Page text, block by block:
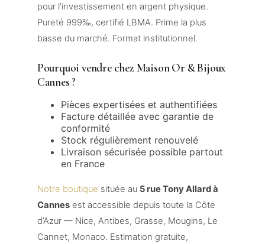
pour l’investissement en argent physique.
Pureté 999‰, certifié LBMA. Prime la plus
basse du marché. Format institutionnel.
Pourquoi vendre chez Maison Or & Bijoux
Cannes ?
Pièces expertisées et authentifiées
Facture détaillée avec garantie de
conformité
Stock régulièrement renouvelé
Livraison sécurisée possible partout
en France
Notre boutique située au 5 rue Tony Allard à
Cannesest accessible depuis toute la Côte
d’Azur — Nice, Antibes, Grasse, Mougins, Le
Cannet, Monaco. Estimation gratuite,